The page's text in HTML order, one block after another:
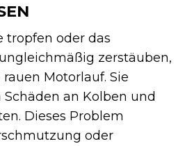
tropfen oder das
zerstäuben,
Motorlauf. Sie
an Kolben und
Dieses Problem
oder